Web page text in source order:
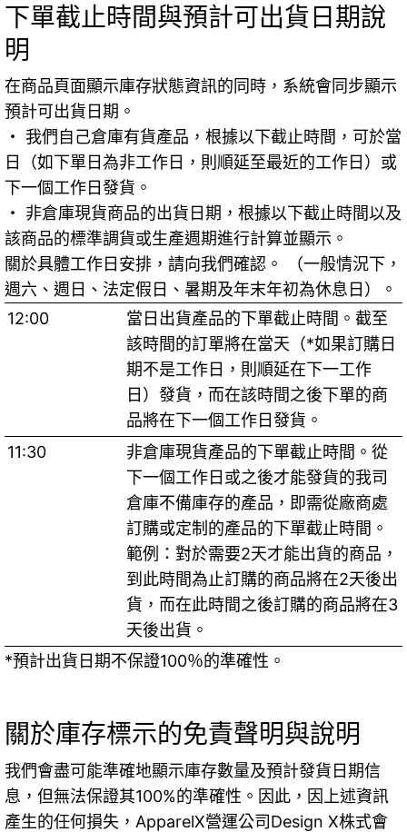
下單截止時間與預計可出貨日期說
明
在商品頁面顯示庫存狀態資訊的同時，系統會同步顯示
預計可出貨日期。
・ 我們自己倉庫有貨產品，根據以下截止時間，可於當
日（如下單日為非工作日，則順延至最近的工作日）或
下一個工作日發貨。
・ 非倉庫現貨商品的出貨日期，根據以下截止時間以及
該商品的標準調貨或生產週期進行計算並顯示。
關於具體工作日安排，請向我們確認。 （一般情況下，
週六、週日、法定假日、暑期及年末年初為休息日）。
12:00
當日出貨產品的下單截止時間。截至
該時間的訂單將在當天（*如果訂購日
期不是工作日，則順延在下一工作
日）發貨，而在該時間之後下單的商
品將在下一個工作日發貨。
11:30
非倉庫現貨產品的下單截止時間。從
下一個工作日或之後才能發貨的我司
倉庫不備庫存的產品，即需從廠商處
訂購或定制的產品的下單截止時間。
範例：對於需要2天才能出貨的商品，
到此時間為止訂購的商品將在2天後出
貨，而在此時間之後訂購的商品將在3
天後出貨。
*預計出貨日期不保證100％的準確性。
關於庫存標示的免責聲明與說明
我們會盡可能準確地顯示庫存數量及預計發貨日期信
息，但無法保證其100%的準確性。因此，因上述資訊
產生的任何損失，ApparelX營運公司Design X株式會